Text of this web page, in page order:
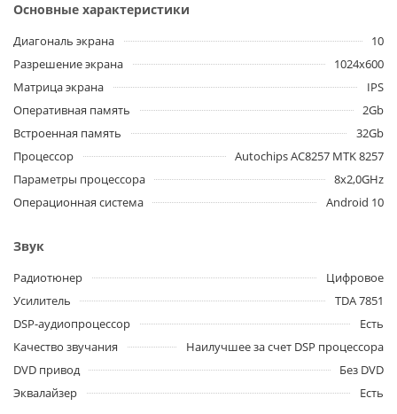
Основные характеристики
Диагональ экрана
10
Разрешение экрана
1024x600
Матрица экрана
IPS
Оперативная память
2Gb
Встроенная память
32Gb
Процессор
Autochips AC8257 MTK 8257
Параметры процессора
8x2,0GHz
Операционная система
Android 10
Звук
Радиотюнер
Цифровое
Усилитель
TDA 7851
DSP-аудиопроцессор
Есть
Качество звучания
Наилучшее за счет DSP процессора
DVD привод
Без DVD
Эквалайзер
Есть